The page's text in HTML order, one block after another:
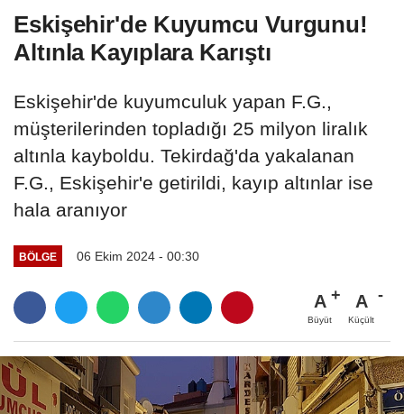
Eskişehir'de Kuyumcu Vurgunu!
Altınla Kayıplara Karıştı
Eskişehir'de kuyumculuk yapan F.G.,
müşterilerinden topladığı 25 milyon liralık
altınla kayboldu. Tekirdağ'da yakalanan
F.G., Eskişehir'e getirildi, kayıp altınlar ise
hala aranıyor
BÖLGE 06 Ekim 2024 - 00:30
A
Büyüt
A
Küçült